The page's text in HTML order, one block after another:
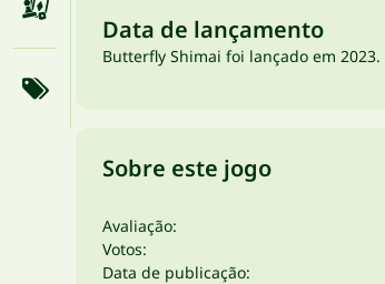
Data de lançamento
Butterfly Shimai foi lançado em 2023.
Sobre este jogo
Avaliação:
Votos:
Data de publicação: